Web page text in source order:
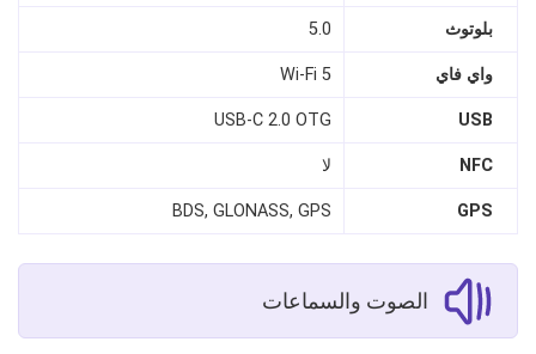
بلوتوث 5.0
واي فاي Wi‑Fi 5
USB
USB‑C 2.0 OTG
NFC لا
GPS
BDS, GLONASS, GPS
الصوت والسماعات